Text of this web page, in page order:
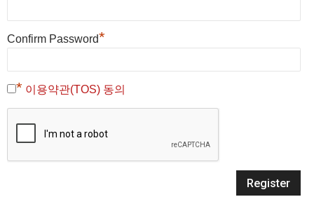
Confirm Password*
* 이용약관(TOS) 동의